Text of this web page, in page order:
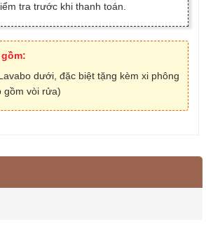
tra trước khi thanh toán.
dưới, đặc biệt tặng kèm xi phông
gồm vòi rửa)